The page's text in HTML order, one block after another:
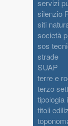
servizi
silenzio
siti
società
sos
strade
SUAP
terre e
terzo
tipologia
titoli